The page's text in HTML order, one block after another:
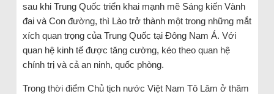
sau khi Trung Quốc triển khai mạnh mẽ Sáng kiến Vành
đai và Con đường, thì Lào trở thành một trong những mắt
xích quan trọng của Trung Quốc tại Đông Nam Á. Với
quan hệ kinh tế được tăng cường, kéo theo quan hệ
chính trị và cả an ninh, quốc phòng.
Trong thời điểm Chủ tịch nước Việt Nam Tô Lâm ở thăm